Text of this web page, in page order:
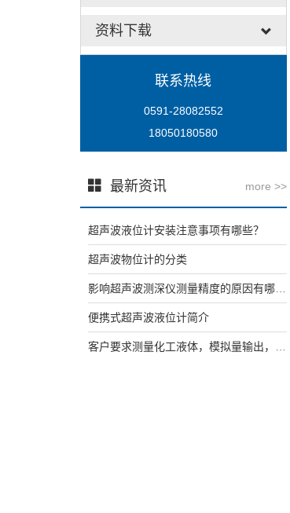
资料下载
联系热线
0591-28082552
18050180580
最新资讯 more >>
超声波液位计安装注意事项有哪些？
超声波物位计的分类
便携式超声波液位计简介